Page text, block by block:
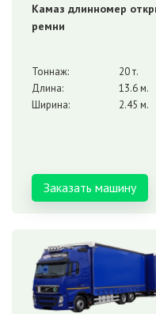
Камаз длинномер
ремни
Тоннаж:
20 т.
Длина:
13.6 м.
Ширина:
2.45 м.
Заказать машину